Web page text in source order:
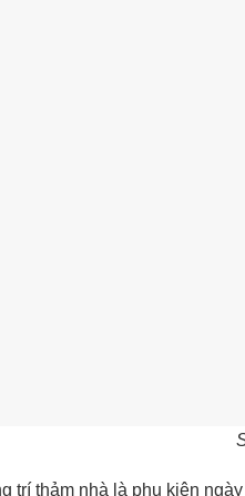
trí thảm nhà là phụ kiện